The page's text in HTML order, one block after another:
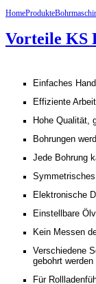
HomeProdukte
Vorteile KS
Einfaches
Effiziente
Hohe Qualität,
Bohrungen
Jede Bohrung
Elektronische
Einstellbare
Kein Messen
Verschiedene
gebohrt werden
Für